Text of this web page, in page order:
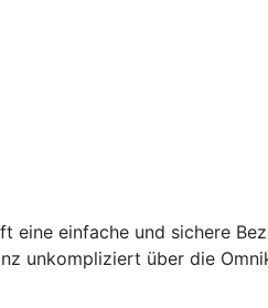
einfache und sichere
unkompliziert über die